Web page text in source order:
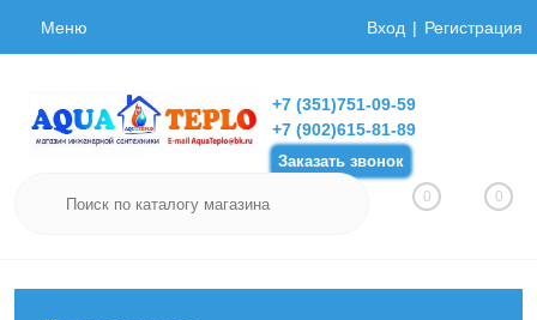
Меню Вход Регистрация
+7 (351)751-09-59
+7 (902)615-81-89
Заказать звонок
0 0